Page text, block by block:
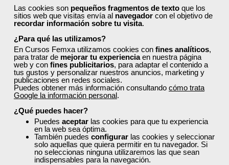
Las cookies son pequeños fragmentos de texto que los
sitios web que visitas envía al navegador con el objetivo de
recordar información sobre tu visita.
¿Para qué las utilizamos?
En Cursos Femxa utilizamos cookies con fines analíticos,
para tratar de mejorar tu experienciaen nuestra página
web y con fines publicitarios, para adaptar el contenido a
tus gustos y personalizar nuestros anuncios, marketing y
publicaciones en redes sociales.
Puedes obtener más información consultando cómo trata
Google la información personal.
¿Qué puedes hacer?
Puedes aceptar las cookies para que tu experiencia
en la web sea óptima.
También puedes configurar las cookies y seleccionar
solo aquellas que quiera permitir en tu navegador. Si
no seleccionas ninguna utilizaremos las que sean
indispensables para la navegación.
La discapacidad en términos dinámicos. Deficiencia,
discapacidad y minusvalía. El menor con discapacidad,
objeto especial de derechos.
10. EL/LA NIÑO/A EN SITUACIÓN DE INMIGRACIÓN.
Asimilación, multiculturalidad e interculturalidad.
Polarización y desigualdad. Claves en la atención de grupos
con menores en situación de inmigración.
11. ACERCAMIENTO A LA PROBLEMÁTICA DEL/DE LA NIÑO/A EN
CONFLICTO.
El menor conflictivo: factores de riesgo y factores de
protección. Claves de la atención al/a la niño/a conflictivo/a.
12. PRIMEROS AUXILIOS PARA NIÑOS/AS.